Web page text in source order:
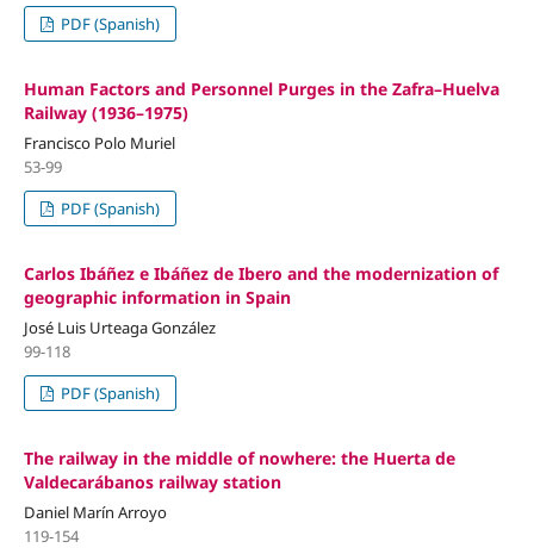
PDF (Spanish)
Human Factors and Personnel Purges in the Zafra–Huelva
Railway (1936–1975)
Francisco Polo Muriel
53-99
PDF (Spanish)
Carlos Ibáñez e Ibáñez de Ibero and the modernization of
geographic information in Spain
José Luis Urteaga González
99-118
PDF (Spanish)
The railway in the middle of nowhere: the Huerta de
Valdecarábanos railway station
Daniel Marín Arroyo
119-154